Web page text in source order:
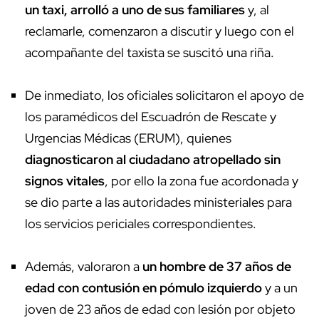
un taxi, arrolló a uno de sus familiaresy, al
reclamarle, comenzaron a discutir y luego con el
acompañante del taxista se suscitó una riña.
De inmediato, los oficiales solicitaron el apoyo de
los paramédicos del Escuadrón de Rescate y
Urgencias Médicas (ERUM), quienes
diagnosticaron al ciudadano atropellado sin
signos vitales, por ello la zona fue acordonada y
se dio parte a las autoridades ministeriales para
los servicios periciales correspondientes.
Además, valoraron a un hombre de 37 años de
edad con contusión en pómulo izquierdoy a un
joven de 23 años de edad con lesión por objeto